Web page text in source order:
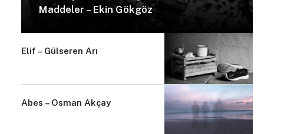
Maddeler – Ekin Gökgöz
Elif – Gülseren Arı
Abes – Osman Akçay